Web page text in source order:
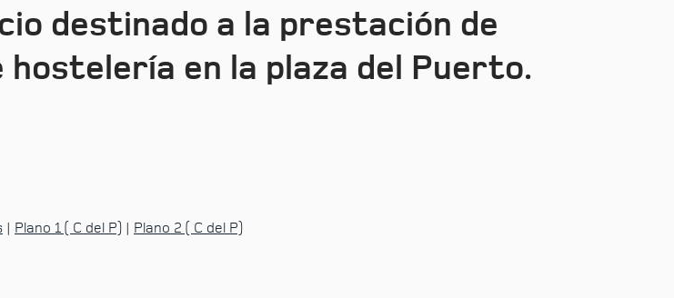
destinado a la prestación de
en la plaza del Puerto.
Plano 1 ( C del P) Plano 2 ( C del P)